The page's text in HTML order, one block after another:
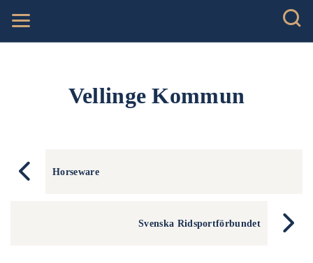
Vellinge Kommun
Horseware
Svenska Ridsportförbundet